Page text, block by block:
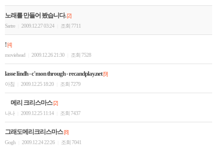
노래를 만들어 봤습니다.[2]
Sartre
2009.12.27 03:24 조회 7711
![4]
moviehead
2009.12.26 21:30 조회 7528
lasse lindh - c'mon through - recandplay.net[9]
아침
2009.12.25 18:20 조회 7279
메리 크리스마스[2]
나나
2009.12.25 11:14 조회 7437
그래도메리크리스마스[8]
Gogh
2009.12.24 22:26 조회 7041